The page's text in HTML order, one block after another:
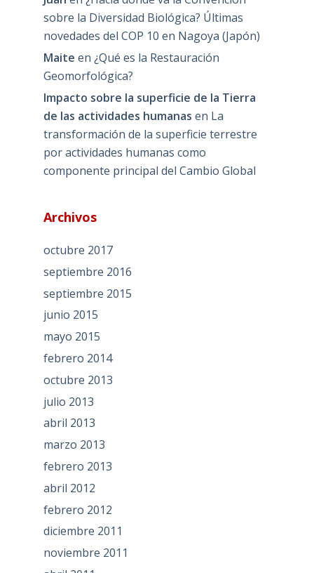
sobre la Diversidad Biológica? Últimas
novedades del COP 10 en Nagoya (Japón)
Maite en ¿Qué es la Restauración
Geomorfológica?
Impacto sobre la superficie de la Tierra
de las actividades humanas en La
transformación de la superficie terrestre
por actividades humanas como
componente principal del Cambio Global
Archivos
octubre 2017
septiembre 2016
septiembre 2015
junio 2015
mayo 2015
febrero 2014
octubre 2013
julio 2013
abril 2013
marzo 2013
febrero 2013
abril 2012
febrero 2012
diciembre 2011
noviembre 2011